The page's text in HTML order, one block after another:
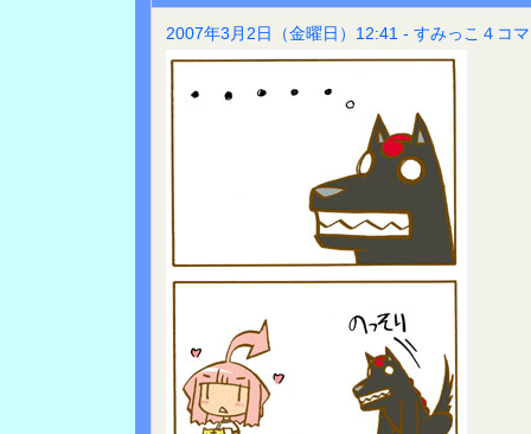
2007年3月2日（金曜日）12:41 - すみっこ４コマ